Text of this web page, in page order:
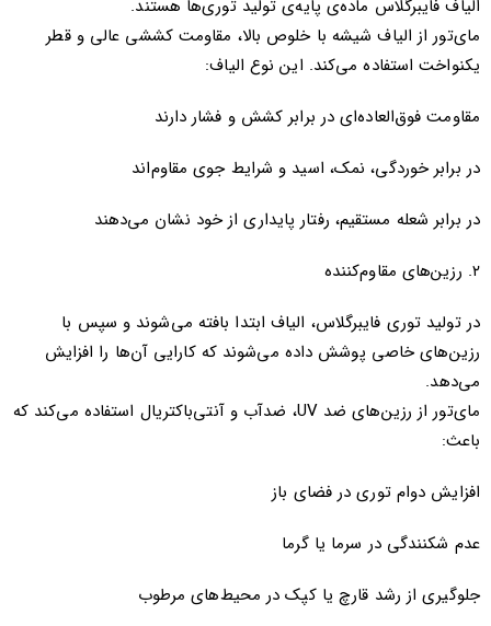
الیاف فایبرگلاس ماده‌ی پایه‌ی تولید توری‌ها هستند.
مای‌تور از الیاف شیشه با خلوص بالا، مقاومت کششی عالی و قطر
یکنواخت استفاده می‌کند. این نوع الیاف:
مقاومت فوق‌العاده‌ای در برابر کشش و فشار دارند
در برابر خوردگی، نمک، اسید و شرایط جوی مقاوم‌اند
در برابر شعله‌ مستقیم، رفتار پایداری از خود نشان می‌دهند
۲. رزین‌های مقاوم‌کننده
در تولید توری فایبرگلاس، الیاف ابتدا بافته می‌شوند و سپس با
رزین‌های خاصی پوشش داده می‌شوند که کارایی آن‌ها را افزایش
می‌دهد.
مای‌تور از رزین‌های ضد UV، ضدآب و آنتی‌باکتریال استفاده می‌کند که
باعث:
افزایش دوام توری در فضای باز
عدم شکنندگی در سرما یا گرما
جلوگیری از رشد قارچ یا کپک در محیط‌های مرطوب